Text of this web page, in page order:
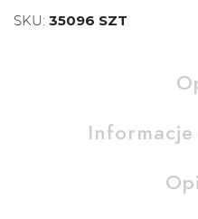
SKU: 35096 SZT